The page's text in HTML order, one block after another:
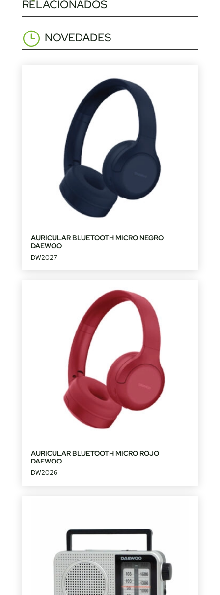
RELACIONADOS
NOVEDADES
AURICULAR BLUETOOTH MICRO NEGRO
DAEWOO
DW2027
AURICULAR BLUETOOTH MICRO ROJO
DAEWOO
DW2026